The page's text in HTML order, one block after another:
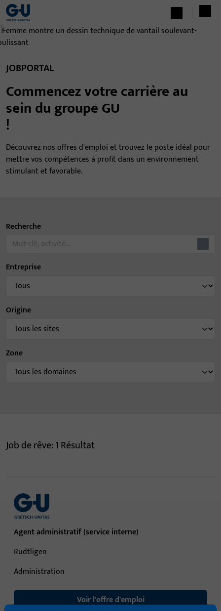
JOBPORTAL
Commencez votre carrière au
sein du groupe GU
!
Découvrez nos offres d'emploi et trouvez le poste idéal pour
mettre vos compétences à profit dans un environnement
stimulant et favorable.
Recherche
Entreprise
Origine
Zone
Job de rêve:1Résultat
Agent administratif (service interne)
Rüdt­ligen
Administration
Voir l'offre d'emploi